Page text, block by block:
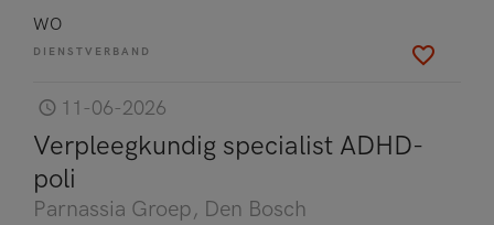
WO
DIENSTVERBAND
11-06-2026
Verpleegkundig specialist ADHD-
poli
Parnassia Groep, Den Bosch